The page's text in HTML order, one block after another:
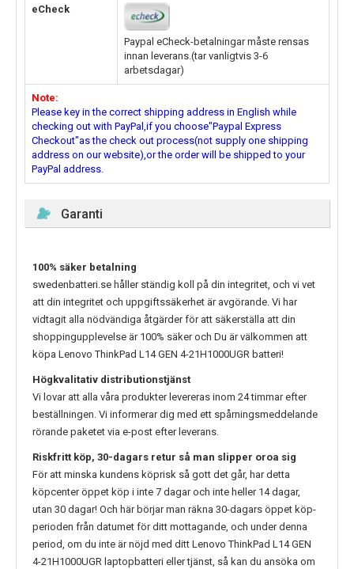
eCheck
Paypal eCheck-betalningar måste rensas
innan leverans.(tar vanligtvis 3-6
arbetsdagar)
Note:
Please key in the correct shipping address in English while
checking out with PayPal,if you choose"Paypal Express
Checkout"as the check out process(not supply one shipping
address on our website),or the order will be shipped to your
PayPal address.
Garanti
100% säker betalning
swedenbatteri.se håller ständig koll på din integritet, och vi vet
att din integritet och uppgiftssäkerhet är avgörande. Vi har
vidtagit alla nödvändiga åtgärder för att säkerställa att din
shoppingupplevelse är 100% säker och Du är välkommen att
köpa Lenovo ThinkPad L14 GEN 4-21H1000UGR batteri!
Högkvalitativ distributionstjänst
Vi lovar att alla våra produkter levereras inom 24 timmar efter
beställningen. Vi informerar dig med ett spårningsmeddelande
rörande paketet via e-post efter leverans.
Riskfritt köp, 30-dagars retur så man slipper oroa sig
För att minska kundens köprisk så gott det går, har detta
köpcenter öppet köp i inte 7 dagar och inte heller 14 dagar,
utan 30 dagar! Och här börjar man räkna 30-dagars öppet köp-
perioden från datumet för ditt mottagande, och under denna
period, om du inte är nöjd med ditt Lenovo ThinkPad L14 GEN
4-21H1000UGR laptopbatteri eller tjänst, så kan du ansöka om